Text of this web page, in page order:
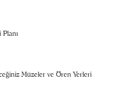
Müzeler ve Ören Yerleri